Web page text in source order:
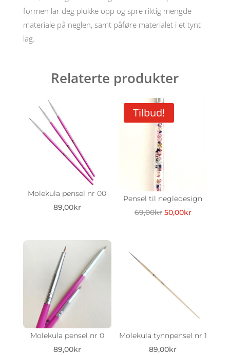
formen lar deg plukke opp og spre riktig mengde
materiale på neglen, samt påføre materialet i et tynt
lag.
Relaterte produkter
Molekula pensel nr 00
89,00kr
Tilbud!
Pensel til negledesign
69,00kr Opprinnelig
50,00kr
Molekula pensel nr 0
89,00kr
Molekula tynnpensel nr 1
89,00kr